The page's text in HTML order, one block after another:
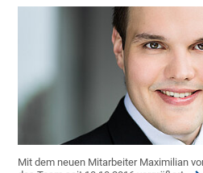
Mit dem neuen Mitarbeiter Maximilian